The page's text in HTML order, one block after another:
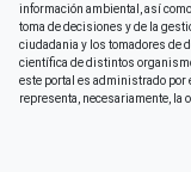
información ambiental, así
toma de decisiones y de la
ciudadania y los tomadores de
científica de distintos
este portal es administrado
representa, necesariamente, la